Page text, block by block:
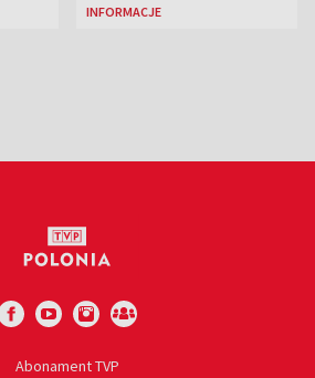
INFORMACJE
Abonament TVP